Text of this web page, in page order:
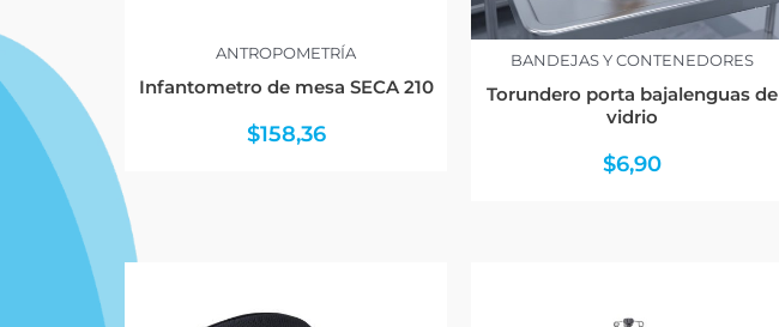
ANTROPOMETRÍA
Infantometro de mesa SECA 210
$158,36
BANDEJAS Y CONTENEDORES
Torundero porta bajalenguas de
vidrio
$6,90